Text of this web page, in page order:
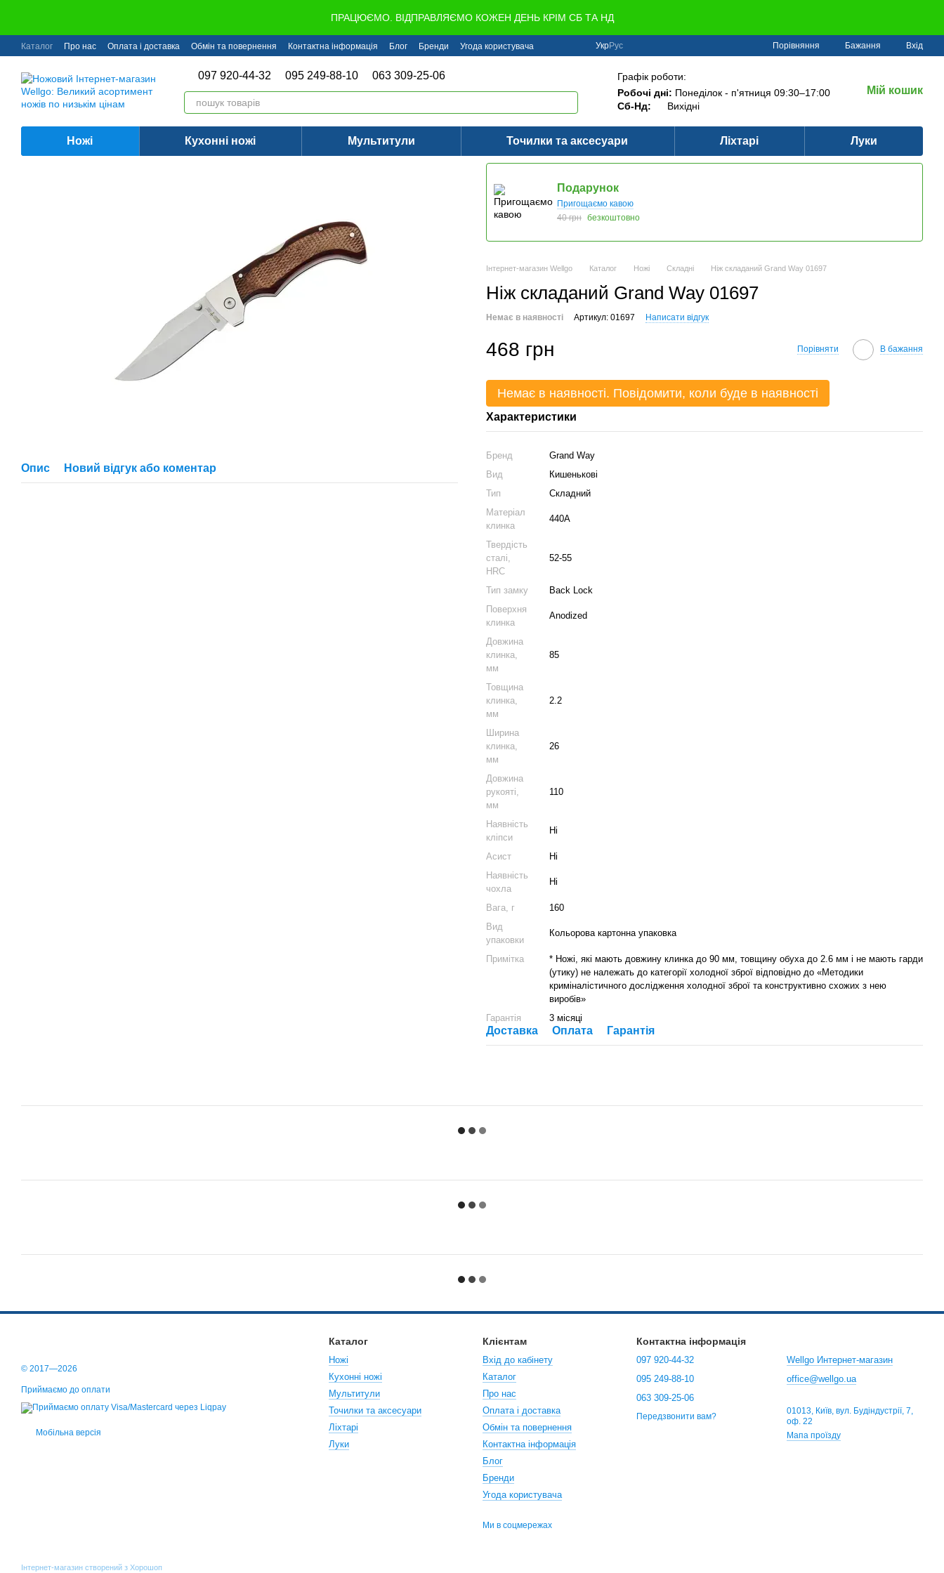
ПРАЦЮЄМО. ВІДПРАВЛЯЄМО КОЖЕН ДЕНЬ КРІМ СБ ТА НД
Каталог Про нас Оплата і доставка Обмін та повернення Контактна інформація Блог Бренди Угода користувача УкрРус Порівняння Бажання Вхід
097 920-44-32 095 249-88-10 063 309-25-06
Графік роботи:
Робочі дні: Понеділок - п'ятниця 09:30–17:00
Сб-Нд:
Вихідні
Мій кошик
Ножі Кухонні ножі Мультитули Точилки та аксесуари Ліхтарі Луки
Опис Новий відгук або коментар
Подарунок
Пригощаємо кавою
40 грн безкоштовно
Інтернет-магазин Wellgo Каталог Ножі Складні Ніж складаний Grand Way 01697
Ніж складаний Grand Way 01697
Немає в наявності Артикул: 01697 Написати відгук
468 грн Порівняти В бажання
Немає в наявності. Повідомити, коли буде в наявності
Характеристики
Бренд
Grand Way
Вид
Кишенькові
Тип
Складний
Матеріал
клинка
440A
Твердість
сталі,
HRC
52-55
Тип замку
Back Lock
Поверхня
клинка
Anodized
Довжина
клинка,
мм
85
Товщина
клинка,
мм
2.2
Ширина
клинка,
мм
26
Довжина
рукояті,
мм
110
Наявність
кліпси
Ні
Асист
Ні
Наявність
чохла
Ні
Вага, г
160
Вид
упаковки
Кольорова картонна упаковка
Примітка
* Ножі, які мають довжину клинка до 90 мм, товщину обуха до 2.6 мм і не мають гарди
(утику) не належать до категорії холодної зброї відповідно до «Методики
криміналістичного дослідження холодної зброї та конструктивно схожих з нею
виробів»
Гарантія
3 місяці
Доставка Оплата Гарантія
© 2017—2026
Приймаємо до оплати
Мобільна версія
Інтернет-магазин створений з Хорошоп
Каталог
Ножі
Кухонні ножі
Мультитули
Точилки та аксесуари
Ліхтарі
Луки
Клієнтам
Вхід до кабінету
Каталог
Про нас
Оплата і доставка
Обмін та повернення
Контактна інформація
Блог
Бренди
Угода користувача
Ми в соцмережах
Контактна інформація
097 920-44-32
095 249-88-10
063 309-25-06
Передзвонити вам?
Wellgo Интернет-магазин
office@wellgo.ua
01013, Київ, вул. Будіндустрії, 7,
оф. 22
Мапа проїзду